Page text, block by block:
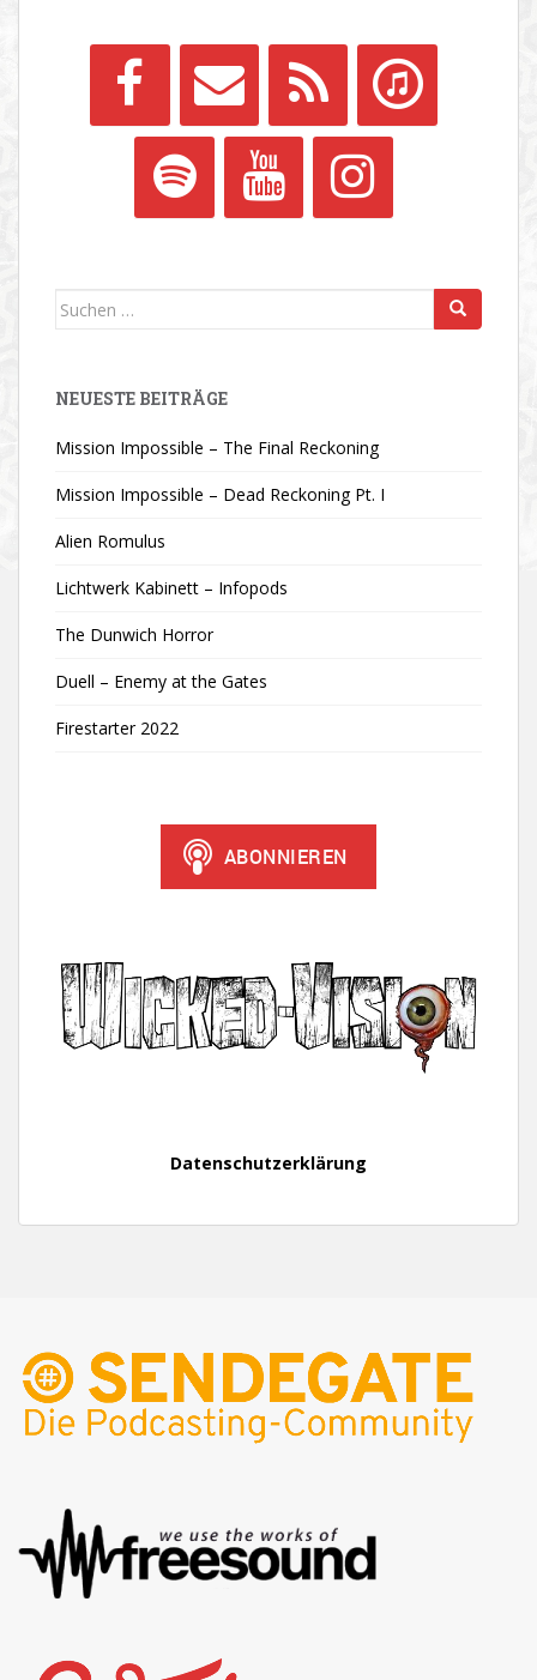
Suchen
NEUESTE BEITRÄGE
Mission Impossible – The Final Reckoning
Mission Impossible – Dead Reckoning Pt. I
Alien Romulus
Lichtwerk Kabinett – Infopods
The Dunwich Horror
Duell – Enemy at the Gates
Firestarter 2022
Datenschutzerklärung